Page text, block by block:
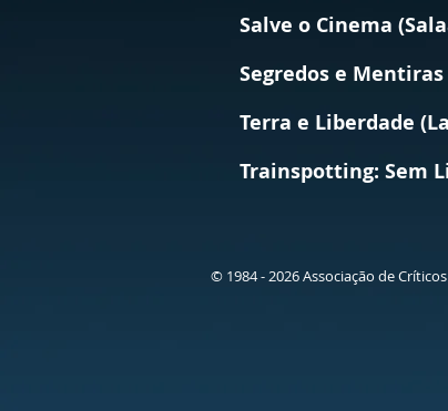
Salve o Cinema
Segredos e
Terra e Liberdade
Trainspotting: Sem
© 1984 - 2026 Associação de